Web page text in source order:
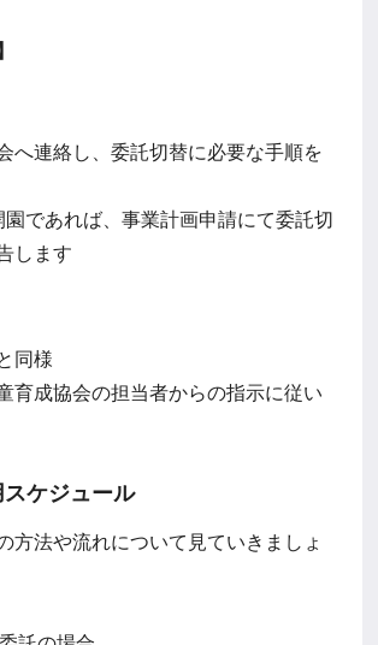
へ連絡し、委託切替に必要な手順を
であれば、事業計画申請にて委託切
します
同様
育成協会の担当者からの指示に従い
ケジュール
方法や流れについて見ていきましょ